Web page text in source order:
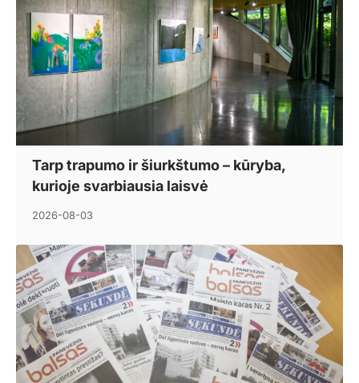
Tarp trapumo ir šiurkštumo – kūryba,
kurioje svarbiausia laisvė
2026-08-03